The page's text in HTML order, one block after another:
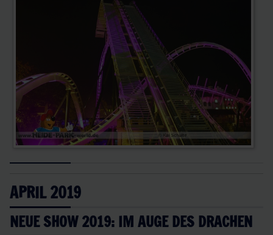
APRIL 2019
NEUE SHOW 2019: IM AUGE DES DRACHEN